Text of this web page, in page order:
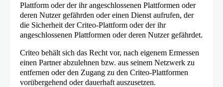
Plattform oder der ihr angeschlossenen Plattformen oder
deren Nutzer gefährden oder einen Dienst aufrufen, der
die Sicherheit der Criteo-Plattform oder der ihr
angeschlossenen Plattformen oder deren Nutzer gefährdet.
Criteo behält sich das Recht vor, nach eigenem Ermessen
einen Partner abzulehnen bzw. aus seinem Netzwerk zu
entfernen oder den Zugang zu den Criteo-Plattformen
vorübergehend oder dauerhaft auszusetzen.